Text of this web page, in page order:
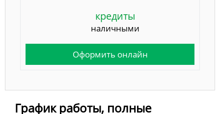
кредиты
наличными
Оформить онлайн
График работы, полные